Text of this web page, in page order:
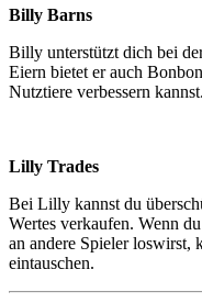
Billy Barns
Billy unterstützt dich bei
Eiern bietet er auch
Nutztiere verbessern kannst.
Lilly Trades
Bei Lilly kannst du
Wertes verkaufen. Wenn
an andere Spieler loswirst,
eintauschen.